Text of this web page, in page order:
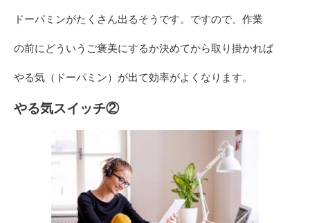
ドーパミンがたくさん出るそうです。ですので、作業
の前にどういうご褒美にするか決めてから取り掛かれば
やる気（ドーパミン）が出て効率がよくなります。
やる気スイッチ②